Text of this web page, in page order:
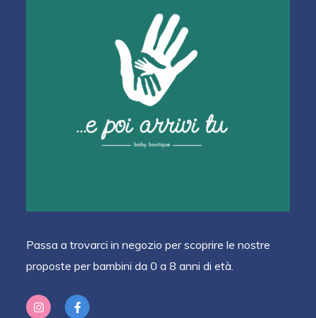
Passa a trovarci in negozio per scoprire le nostre
proposte per bambini da 0 a 8 anni di età.